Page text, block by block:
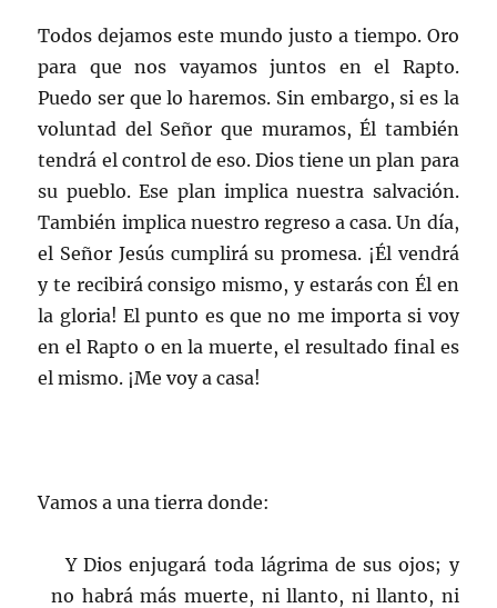
Todos dejamos este mundo justo a tiempo. Oro
para que nos vayamos juntos en el Rapto.
Puedo ser que lo haremos. Sin embargo, si es la
voluntad del Señor que muramos, Él también
tendrá el control de eso. Dios tiene un plan para
su pueblo. Ese plan implica nuestra salvación.
También implica nuestro regreso a casa. Un día,
el Señor Jesús cumplirá su promesa. ¡Él vendrá
y te recibirá consigo mismo, y estarás con Él en
la gloria! El punto es que no me importa si voy
en el Rapto o en la muerte, el resultado final es
el mismo. ¡Me voy a casa!
Vamos a una tierra donde:
Y Dios enjugará toda lágrima de sus ojos; y
no habrá más muerte, ni llanto, ni llanto, ni